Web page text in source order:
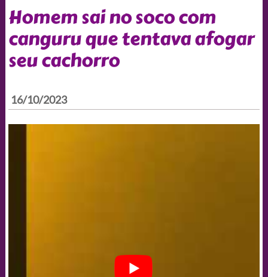
Homem sai no soco com
canguru que tentava afogar
seu cachorro
16/10/2023